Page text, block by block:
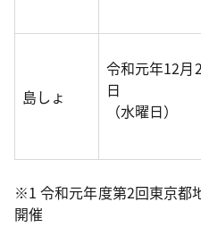
島しょ
令和元年12月
日
（水曜日）
※1 令和元年度第2回東京都
開催